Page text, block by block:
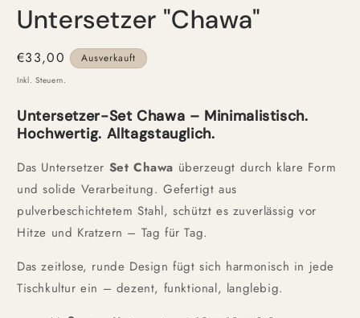
Untersetzer "Chawa"
Normaler
Preis
€33,00 Ausverkauft
Inkl. Steuern.
Untersetzer-Set Chawa – Minimalistisch.
Hochwertig. Alltagstauglich.
Das Untersetzer SetChawa überzeugt durch klare Form
und solide Verarbeitung. Gefertigt aus
pulverbeschichtetem Stahl, schützt es zuverlässig vor
Hitze und Kratzern – Tag für Tag.
Das zeitlose, runde Design fügt sich harmonisch in jede
Tischkultur ein – dezent, funktional, langlebig.